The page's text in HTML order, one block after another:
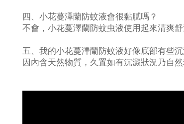
四、小花蔓澤蘭防蚊液會很黏膩嗎？
不會，小花蔓澤蘭防蚊虫液使用起來清爽
五、我的小花蔓澤蘭防蚊液好像底部有些沉
因內含天然物質，久置如有沉澱狀況乃自